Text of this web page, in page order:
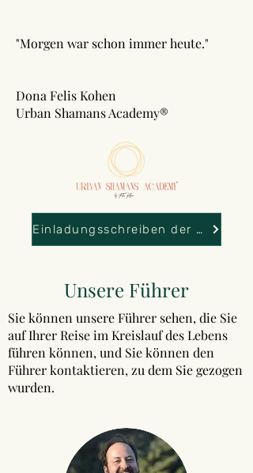
"Morgen war schon immer heute."
Dona Felis Kohen
Urban Shamans Academy®
Einladungsschreiben der Wasserleitung
Unsere Führer
Sie können unsere Führer sehen, die Sie
auf Ihrer Reise im Kreislauf des Lebens
führen können, und Sie können den
Führer kontaktieren, zu dem Sie gezogen
wurden.